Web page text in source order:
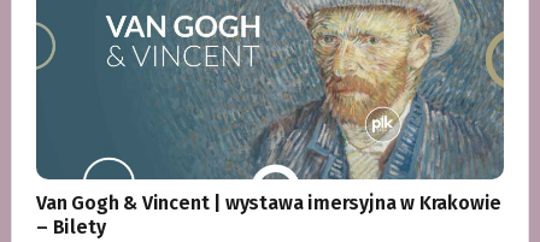
Van Gogh & Vincent | wystawa imersyjna w Krakowie
– Bilety